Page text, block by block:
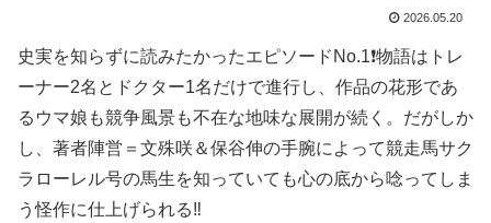
2026.05.20
史実を知らずに読みたかったエピソードNo.1❗️物語はトレ
ーナー2名とドクター1名だけで進行し、作品の花形であ
るウマ娘も競争風景も不在な地味な展開が続く。だがしか
し、著者陣営＝文殊咲＆保谷伸の手腕によって競走馬サク
ラローレル号の馬生を知っていても心の底から唸ってしま
う怪作に仕上げられる‼️